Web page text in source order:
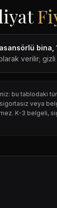
bina,
verilir;
bu tablodaki
veya
K-3 belgeli,